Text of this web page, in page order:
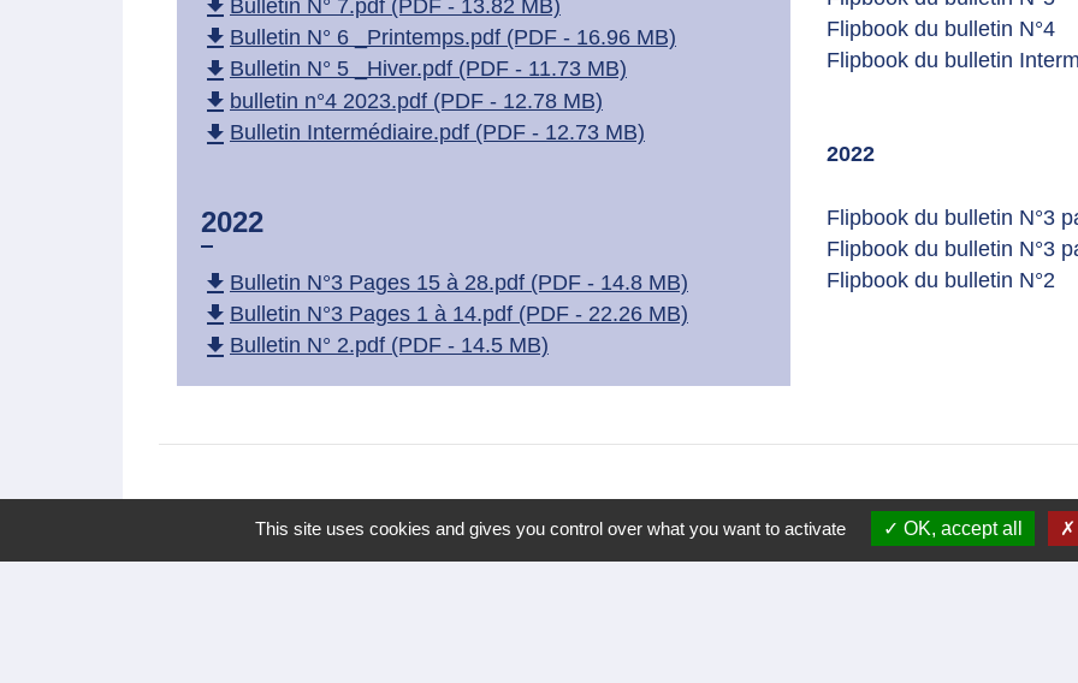
file_download Bulletin N° 7.pdf (PDF - 13.82 MB)
file_download Bulletin N° 6 _Printemps.pdf (PDF - 16.96 MB)
file_download Bulletin N° 5 _Hiver.pdf (PDF - 11.73 MB)
file_download bulletin n°4 2023.pdf (PDF - 12.78 MB)
file_download Bulletin Intermédiaire.pdf (PDF - 12.73 MB)
2022
file_download Bulletin N°3 Pages 15 à 28.pdf (PDF - 14.8 MB)
file_download Bulletin N°3 Pages 1 à 14.pdf (PDF - 22.26 MB)
file_download Bulletin N° 2.pdf (PDF - 14.5 MB)
Flipbook du bulletin N°4
Flipbook du bulletin
2022
Flipbook du bulletin N°3
Flipbook du bulletin N°3
Flipbook du bulletin N°2
This site uses cookies and gives you control over what you want to activate OK, accept all